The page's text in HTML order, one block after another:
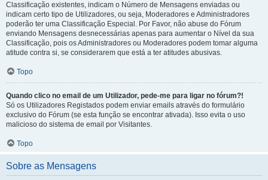
Classificação existentes, indicam o Número de Mensagens enviadas ou
indicam certo tipo de Utilizadores, ou seja, Moderadores e Administradores
poderão ter uma Classificação Especial. Por Favor, não abuse do Fórum
enviando Mensagens desnecessárias apenas para aumentar o Nível da sua
Classificação, pois os Administradores ou Moderadores podem tomar alguma
atitude contra si, se considerarem que está a ter atitudes abusivas.
Topo
Quando clico no email de um Utilizador, pede-me para ligar no fórum?!
Só os Utilizadores Registados podem enviar emails através do formulário
exclusivo do Fórum (se esta função se encontrar ativada). Isso evita o uso
malicioso do sistema de email por Visitantes.
Topo
Sobre as Mensagens